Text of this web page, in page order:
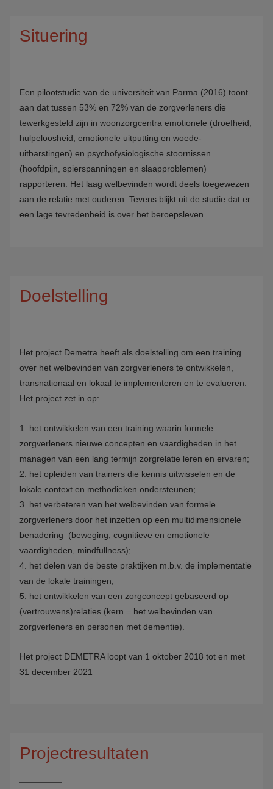
Situering
Een pilootstudie van de universiteit van Parma (2016) toont
aan dat tussen 53% en 72% van de zorgverleners die
tewerkgesteld zijn in woonzorgcentra emotionele (droefheid,
hulpeloosheid, emotionele uitputting en woede-
uitbarstingen) en psychofysiologische stoornissen
(hoofdpijn, spierspanningen en slaapproblemen)
rapporteren. Het laag welbevinden wordt deels toegewezen
aan de relatie met ouderen. Tevens blijkt uit de studie dat er
een lage tevredenheid is over het beroepsleven.
Doelstelling
Het project Demetra heeft als doelstelling om een training
over het welbevinden van zorgverleners te ontwikkelen,
transnationaal en lokaal te implementeren en te evalueren.
Het project zet in op:
1. het ontwikkelen van een training waarin formele
zorgverleners nieuwe concepten en vaardigheden in het
managen van een lang termijn zorgrelatie leren en ervaren;
2. het opleiden van trainers die kennis uitwisselen en de
lokale context en methodieken ondersteunen;
3. het verbeteren van het welbevinden van formele
zorgverleners door het inzetten op een multidimensionele
benadering (beweging, cognitieve en emotionele
vaardigheden, mindfullness);
4. het delen van de beste praktijken m.b.v. de implementatie
van de lokale trainingen;
5. het ontwikkelen van een zorgconcept gebaseerd op
(vertrouwens)relaties (kern = het welbevinden van
zorgverleners en personen met dementie).
Het project DEMETRA loopt van 1 oktober 2018 tot en met
31 december 2021
Projectresultaten